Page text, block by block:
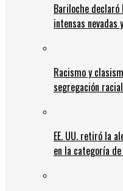
Bariloche
intensas nevadas
Racismo y
segregación
EE. UU. retiró la
en la categoría